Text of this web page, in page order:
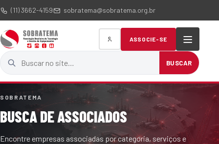
(11) 3662-4159 sobratema@sobratema.org.br
Buscar no site
BUSCAR
ASSOCIE-SE
SOBRATEMA
BUSCA DE ASSOCIADOS
Encontre empresas associadas por categoria, serviços e